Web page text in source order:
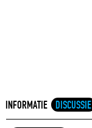
INFORMATIE DISCUSSIE